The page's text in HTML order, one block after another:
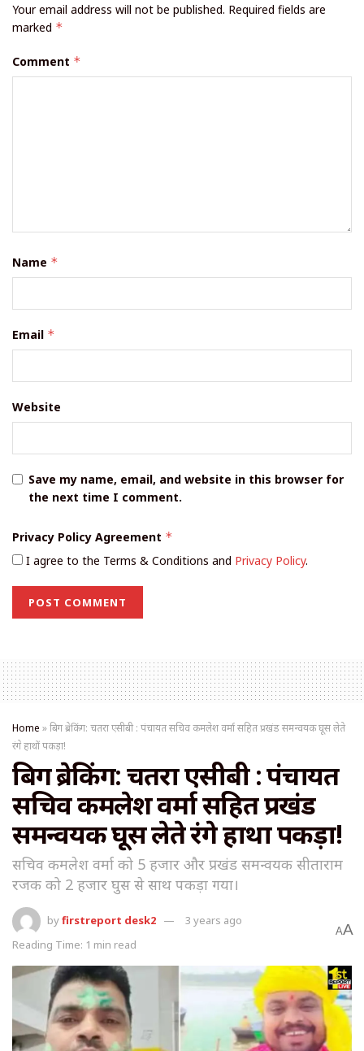
Your email address will not be published. Required fields are
marked *
Comment *
Name *
Email *
Website
Save my name, email, and website in this browser for
the next time I comment.
Privacy Policy Agreement *
I agree to the Terms & Conditions and Privacy Policy.
Home »बिग ब्रेकिंग: चतरा एसीबी : पंचायत सचिव कमलेश वर्मा सहित प्रखंड समन्वयक घूस लेते
रंगे हाथों पकड़ा!
बिग ब्रेकिंग: चतरा एसीबी : पंचायत
सचिव कमलेश वर्मा सहित प्रखंड
समन्वयक घूस लेते रंगे हाथों पकड़ा!
सचिव कमलेश वर्मा को 5 हजार और प्रखंड समन्वयक सीताराम
रजक को 2 हजार घुस से साथ पकड़ा गया।
byfirstreport desk2
3 years ago
Reading Time: 1 min read
AA